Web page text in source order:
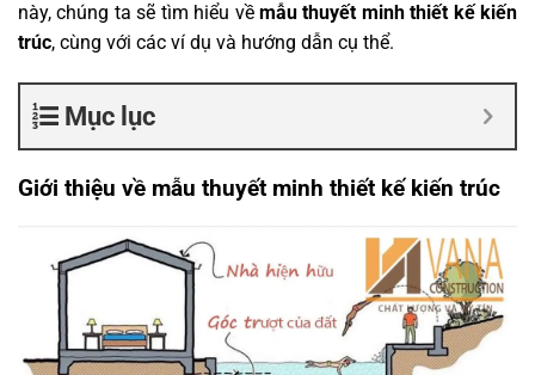
này, chúng ta sẽ tìm hiểu về mẫu thuyết minh thiết kế kiến
trúc, cùng với các ví dụ và hướng dẫn cụ thể.
Mục lục
Giới thiệu về mẫu thuyết minh thiết kế kiến trúc